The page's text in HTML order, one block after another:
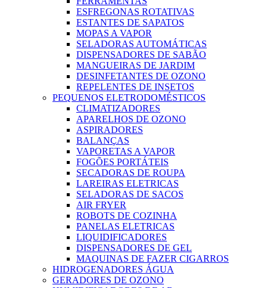
ESFREGONAS ROTATIVAS
ESTANTES DE SAPATOS
MOPAS A VAPOR
SELADORAS AUTOMÁTICAS
DISPENSADORES DE SABÃO
MANGUEIRAS DE JARDIM
DESINFETANTES DE OZONO
REPELENTES DE INSETOS
PEQUENOS ELETRODOMÉSTICOS
CLIMATIZADORES
APARELHOS DE OZONO
ASPIRADORES
BALANÇAS
VAPORETAS A VAPOR
FOGÕES PORTÁTEIS
SECADORAS DE ROUPA
LAREIRAS ELETRICAS
SELADORAS DE SACOS
AIR FRYER
ROBOTS DE COZINHA
PANELAS ELETRICAS
LIQUIDIFICADORES
DISPENSADORES DE GEL
MAQUINAS DE FAZER CIGARROS
HIDROGENADORES ÁGUA
GERADORES DE OZONO